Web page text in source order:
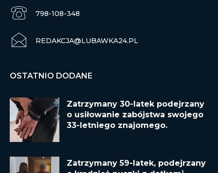
798-108-348
REDAKCJA@LUBAWKA24.PL
OSTATNIO DODANE
Zatrzymany 30-latek podejrzany
o usiłowanie zabójstwa swojego
33-letniego znajomego.
Zatrzymany 59-latek, podejrzany